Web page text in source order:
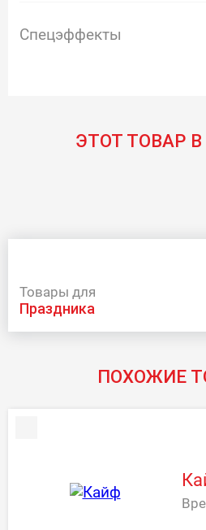
Спецэффекты
ЭТОТ ТОВАР
Товары для
праздника
ПОХОЖИЕ